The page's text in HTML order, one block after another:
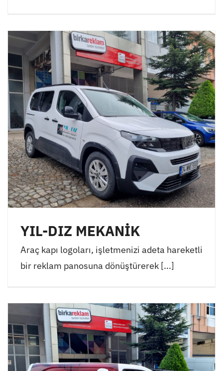
YIL-DIZ MEKANİK
Araç kapı logoları, işletmenizi adeta hareketli
bir reklam panosuna dönüştürerek [...]